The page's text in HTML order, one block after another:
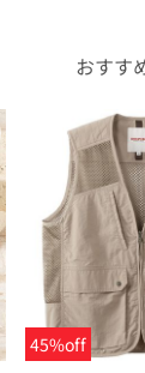
45%off